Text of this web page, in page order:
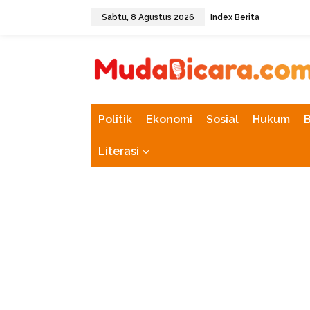
Sabtu, 8 Agustus 2026 Index Berita
Politik Ekonomi Sosial Hukum
Literasi